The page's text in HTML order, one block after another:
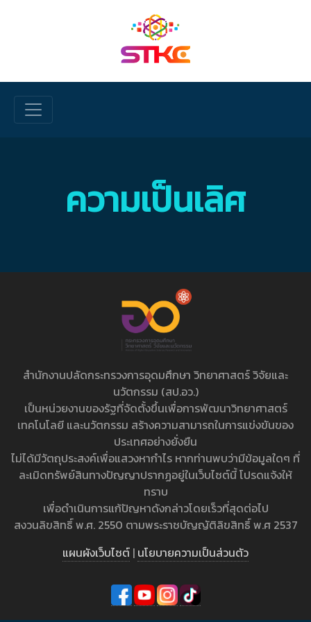
ความเป็นเลิศ
สำนักงานปลัดกระทรวงการอุดมศึกษา วิทยาศาสตร์ วิจัยและ
นวัตกรรม (สป.อว.)
เป็นหน่วยงานของรัฐที่จัดตั้งขึ้นเพื่อการพัฒนาวิทยาศาสตร์
เทคโนโลยี และนวัตกรรม สร้างความสามารถในการแข่งขันของ
ประเทศอย่างยั่งยืน
ไม่ได้มีวัตถุประสงค์เพื่อแสวงหากำไร หากท่านพบว่ามีข้อมูลใดๆ ที่
ละเมิดทรัพย์สินทางปัญญาปรากฏอยู่ในเว็บไซต์นี้ โปรดแจ้งให้
ทราบ
เพื่อดำเนินการแก้ปัญหาดังกล่าวโดยเร็วที่สุดต่อไป
สงวนลิขสิทธิ์ พ.ศ. 2550 ตามพระราชบัญญัติลิขสิทธิ์ พ.ศ 2537
แผนผังเว็บไซต์ | นโยบายความเป็นส่วนตัว